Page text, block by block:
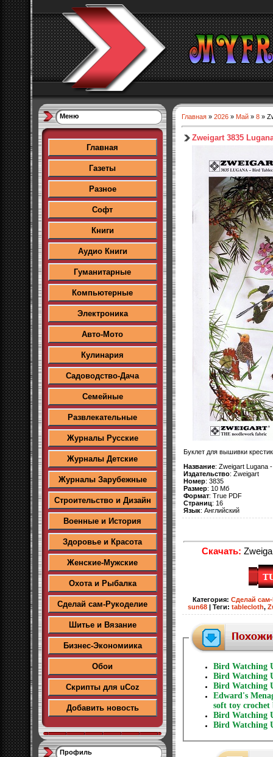
Меню
Главная
Газеты
Разное
Софт
Книги
Аудио Книги
Гуманитарные
Компьютерные
Электроника
Авто-Мото
Кулинария
Садоводство-Дача
Семейные
Развлекательные
Журналы Русские
Журналы Детские
Журналы Зарубежные
Строительство и Дизайн
Военные и История
Здоровье и Красота
Женские-Мужские
Охота и Рыбалка
Сделай сам-Рукоделие
Шитье и Вязание
Бизнес-Экономиика
Обои
Скрипты для uCoz
Добавить новость
Профиль
Главная » 2026 » Май » 8 »
Zweigart 3835
Буклет для вышивки
Название: Zweigart Lugana
Издательство: Zweigart
Номер: 3835
Размер: 10 Мб
Формат: True PDF
Страниц: 16
Язык: Английский
Скачать:
Категория: Сделай
sun68
Теги: tablecloth,
Bird Watching
Bird Watching
Bird Watching
Edward's
soft toy
Bird Watching
Bird Watching